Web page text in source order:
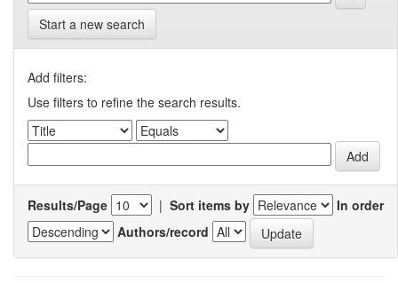
Start a new search
Add filters:
Use filters to refine the search results.
Results/Page | Sort items by
In order
Authors/record